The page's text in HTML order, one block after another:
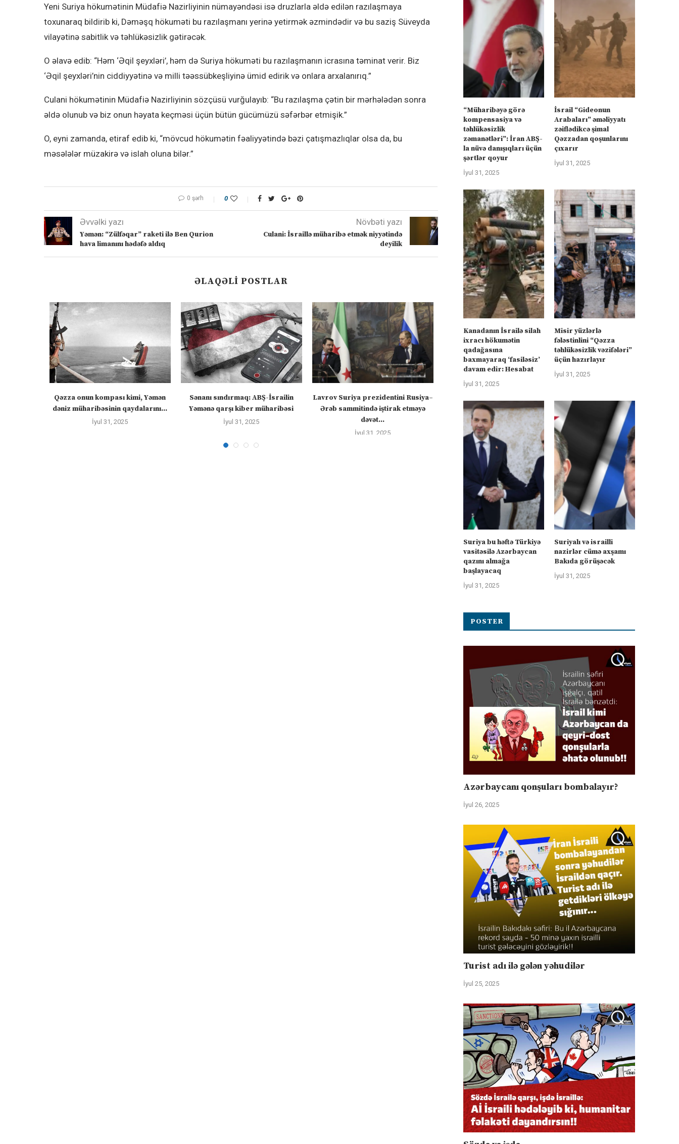
Yeni Suriya hökumətinin Müdafiə Nazirliyinin nümayəndəsi isə druzlarla əldə edilən razılaşmaya
toxunaraq bildirib ki, Dəməşq hökuməti bu razılaşmanı yerinə yetirmək əzmindədir və bu saziş Süveyda
vilayətinə sabitlik və təhlükəsizlik gətirəcək.
O əlavə edib: “Həm ‘Əqil şeyxləri’, həm də Suriya hökuməti bu razılaşmanın icrasına təminat verir. Biz
‘Əqil şeyxləri’nin ciddiyyətinə və milli təəssübkeşliyinə ümid edirik və onlara arxalanırıq.”
Culani hökumətinin Müdafiə Nazirliyinin sözçüsü vurğulayıb: “Bu razılaşma çətin bir mərhələdən sonra
əldə olunub və biz onun həyata keçməsi üçün bütün gücümüzü səfərbər etmişik.”
O, eyni zamanda, etiraf edib ki, “mövcud hökumətin fəaliyyətində bəzi çatışmazlıqlar olsa da, bu
məsələlər müzakirə və islah oluna bilər.”
0 şərh 0
Əvvəlki yazı
Yəmən: “Zülfəqar” raketi ilə Ben Qurion
hava limanını hədəfə aldıq
Növbəti yazı
Culani: İsraillə müharibə etmək niyyətində
deyilik
ƏLAQƏLI POSTLAR
Qəzza onun kompası kimi, Yəmən
dəniz müharibəsinin qaydalarını...
İyul 31, 2025
Sənanı sındırmaq: ABŞ-İsrailin
Yəmənə qarşı kiber müharibəsi
İyul 31, 2025
Lavrov Suriya prezidentini Rusiya–
Ərəb sammitində iştirak etməyə
dəvət...
İyul 31, 2025
təhlükəsizlik zəmanətləri”: İran
ABŞ-la...
İyul 31, 2025
əməliyyatı zəiflədikcə
Qəzzadan qoşunlarını...
İyul 31, 2025
“Müharibəyə görə
kompensasiya və
təhlükəsizlik
zəmanətləri”: İran ABŞ-
la nüvə danışıqları üçün
şərtlər qoyur
İyul 31, 2025
İsrail “Gideonun
Arabaları” əməliyyatı
zəiflədikcə şimal
Qəzzadan qoşunlarını
çıxarır
İyul 31, 2025
Kanadanın İsrailə silah
ixracı hökumətin
qadağasına
baxmayaraq ‘fasiləsiz’
davam edir: Hesabat
İyul 31, 2025
Misir yüzlərlə
fələstinlini “Qəzza
təhlükəsizlik vəzifələri”
üçün hazırlayır
İyul 31, 2025
Suriya bu həftə Türkiyə
vasitəsilə Azərbaycan
qazını almağa
başlayacaq
İyul 31, 2025
Suriyalı və israilli
nazirlər cümə axşamı
Bakıda görüşəcək
İyul 31, 2025
POSTER
Azərbaycanı qonşuları bombalayır?
İyul 26, 2025
Turist adı ilə gələn yəhudilər
İyul 25, 2025